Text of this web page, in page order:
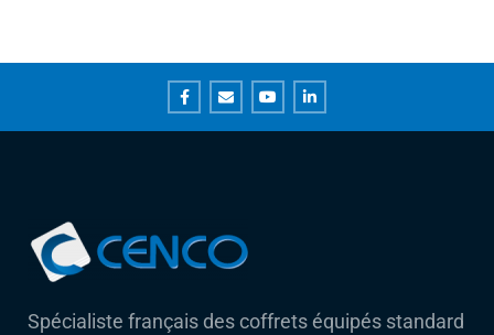
Spécialiste français des coffrets équipés standard